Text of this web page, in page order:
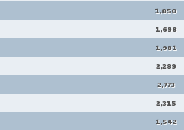
1,850
1,698
1,981
2,289
2,773
2,315
1,542